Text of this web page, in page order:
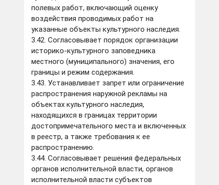
полевых работ, включающий оценку
воздействия проводимых работ на
указанные объекты культурного наследия.
3.42. Согласовывает порядок организации
историко-культурного заповедника
местного (муниципального) значения, его
границы и режим содержания.
3.43. Устанавливает запрет или ограничение
распространения наружной рекламы на
объектах культурного наследия,
находящихся в границах территории
достопримечательного места и включенных
в реестр, а также требования к ее
распространению.
3.44. Согласовывает решения федеральных
органов исполнительной власти, органов
исполнительной власти субъектов